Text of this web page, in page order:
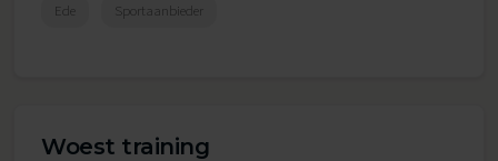
Ede Sportaanbieder
Woest training